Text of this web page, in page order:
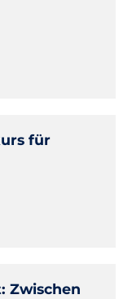
für
Zwischen